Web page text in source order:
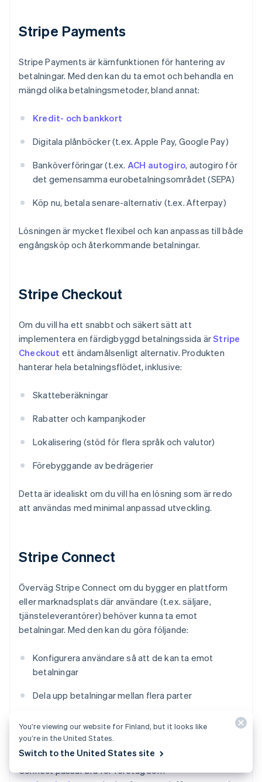
Stripe Payments
Stripe Payments är kärnfunktionen för hantering av
betalningar. Med den kan du ta emot och behandla en
mängd olika betalningsmetoder, bland annat:
Kredit- och bankkort
Digitala plånböcker (t.ex. Apple Pay, Google Pay)
Banköverföringar (t.ex. ACH autogiro, autogiro för
det gemensamma eurobetalningsområdet (SEPA)
Köp nu, betala senare-alternativ (t.ex. Afterpay)
Lösningen är mycket flexibel och kan anpassas till både
engångsköp och återkommande betalningar.
Stripe Checkout
Om du vill ha ett snabbt och säkert sätt att
implementera en färdigbyggd betalningssida ärStripe
Checkout ett ändamålsenligt alternativ. Produkten
hanterar hela betalningsflödet, inklusive:
Skatteberäkningar
Rabatter och kampanjkoder
Lokalisering (stöd för flera språk och valutor)
Förebyggande av bedrägerier
Detta är idealiskt om du vill ha en lösning som är redo
att användas med minimal anpassad utveckling.
Stripe Connect
Överväg Stripe Connect om du bygger en plattform
eller marknadsplats där användare (t.ex. säljare,
tjänsteleverantörer) behöver kunna ta emot
betalningar. Med den kan du göra följande:
Konfigurera användare så att de kan ta emot
betalningar
Dela upp betalningar mellan flera parter
Automatisera utbetalningar till användarnas konton
Hjälpa till med efterlevnad för globala användare
Connect passar bra för företag som
You’re viewing our website for Finland, but it looks like
you’re in the United States.
Switch to the United States site